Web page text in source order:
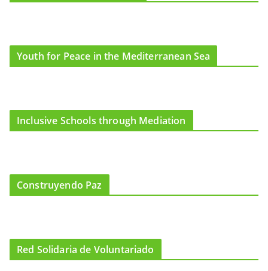
Youth for Peace in the Mediterranean Sea
Inclusive Schools through Mediation
Construyendo Paz
Red Solidaria de Voluntariado